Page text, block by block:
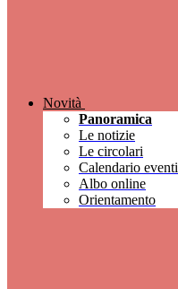
Novità
Panoramica
Le notizie
Le circolari
Calendario eventi
Albo online
Orientamento